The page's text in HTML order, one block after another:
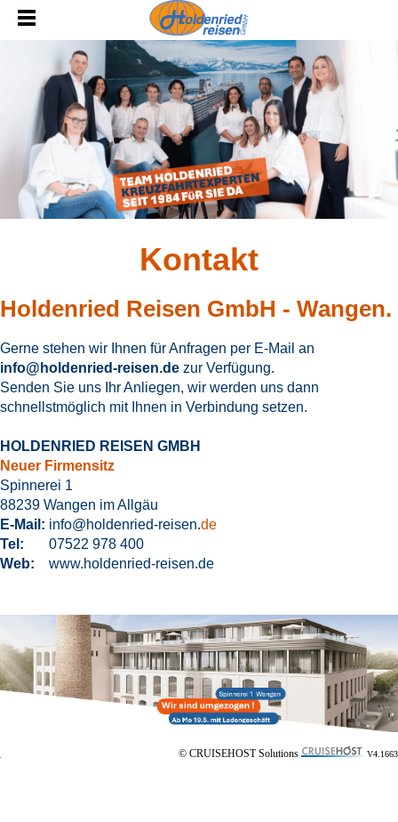
Kontakt
Holdenried Reisen GmbH - Wangen.
Gerne stehen wir Ihnen für Anfragen per E-Mail an
info@holdenried-reisen.de zur Verfügung.
Senden Sie uns Ihr Anliegen, wir werden uns dann
schnellstmöglich mit Ihnen in Verbindung setzen.
HOLDENRIED REISEN GMBH
Neuer Firmensitz
Spinnerei 1
88239 Wangen im Allgäu
E-Mail: info@holdenried-reisen.de
Tel: 07522 978 400
Web: www.holdenried-reisen.de
© CRUISEHOST Solutions V4.1663